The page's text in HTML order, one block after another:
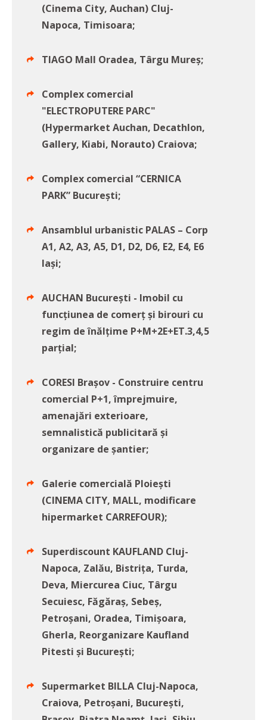
(Cinema City, Auchan) Cluj-
Napoca, Timisoara;
TIAGO Mall Oradea, Târgu Mureş;
Complex comercial
"ELECTROPUTERE PARC"
(Hypermarket Auchan, Decathlon,
Gallery, Kiabi, Norauto) Craiova;
Complex comercial “CERNICA
PARK” Bucureşti;
Ansamblul urbanistic PALAS – Corp
A1, A2, A3, A5, D1, D2, D6, E2, E4, E6
Iaşi;
AUCHAN București - Imobil cu
funcțiunea de comerț și birouri cu
regim de înălțime P+M+2E+ET.3,4,5
parțial;
CORESI Brașov - Construire centru
comercial P+1, împrejmuire,
amenajări exterioare,
semnalistică publicitară și
organizare de șantier;
Galerie comercială Ploiești
(CINEMA CITY, MALL, modificare
hipermarket CARREFOUR);
Superdiscount KAUFLAND Cluj-
Napoca, Zalău, Bistriţa, Turda,
Deva, Miercurea Ciuc, Târgu
Secuiesc, Făgăraş, Sebeş,
Petroşani, Oradea, Timişoara,
Gherla, Reorganizare Kaufland
Pitesti şi Bucureşti;
Supermarket BILLA Cluj-Napoca,
Craiova, Petroşani, Bucureşti,